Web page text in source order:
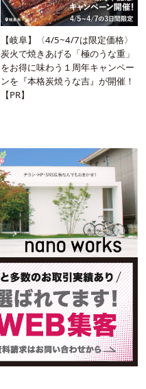
【岐阜】〈4/5~4/7は限定価格〉
炭火で焼きあげる「極のうな重」
をお得に味わう１周年キャンペー
ンを『本格炭焼うな吉』が開催！
【PR】